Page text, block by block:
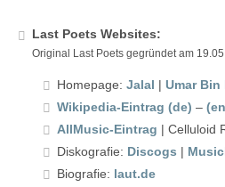
Last Poets Websites:
Original Last Poets gegründet am
Homepage: Jalal | Umar Bin
Wikipedia-Eintrag (de) –
AllMusic-Eintrag | Celluloid
Diskografie: Discogs |
Biografie: laut.de